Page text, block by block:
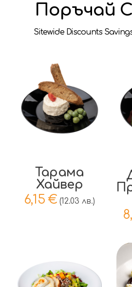
Поръчай
Тарама
Хайвер
6,15 € (12.03 лв.)
Добави в